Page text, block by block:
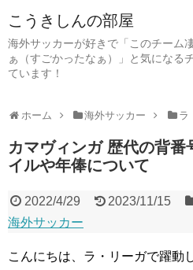
こうきしんの部屋
海外サッカーが好きで「このチーム
ぁ（すごかったなぁ）」と気になる
ています！
ホーム 海外サッカー ラ
カマヴィンガ 歴代の背番
イルや年俸について
2022/4/29 2023/11/15
海外サッカー
こんにちは、ラ・リーガで躍動